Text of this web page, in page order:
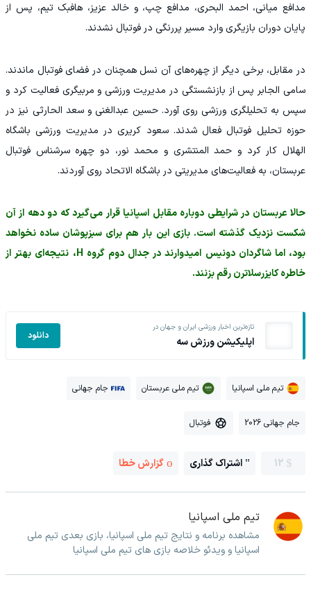
مدافع میانی، احمد البحری، مدافع چپ، و خالد عزیز، هافبک تیم، پس از
پایان دوران بازیگری وارد مسیر پررنگی در فوتبال نشدند.
در مقابل، برخی دیگر از چهره‌های آن نسل همچنان در فضای فوتبال ماندند.
سامی الجابر پس از بازنشستگی در مدیریت ورزشی و مربیگری فعالیت کرد و
سپس به تحلیلگری ورزشی روی آورد. حسین عبدالغنی و سعد الحارثی نیز در
حوزه تحلیل فوتبال فعال شدند. سعود کریری در مدیریت ورزشی باشگاه
الهلال کار کرد و حمد المنتشری و محمد نور، دو چهره سرشناس فوتبال
عربستان، به فعالیت‌های مدیریتی در باشگاه الاتحاد روی آوردند.
حالا عربستان در شرایطی دوباره مقابل اسپانیا قرار می‌گیرد که دو دهه از آن
شکست نزدیک گذشته است. بازی این بار هم برای سبزپوشان ساده نخواهد
بود، اما شاگردان دونیس امیدوارند در جدال دوم گروه H، نتیجه‌ای بهتر از
خاطره کایزرسلاترن رقم بزنند.
تازه‌ترین اخبار ورزشی ایران و جهان در
اپلیکیشن ورزش سه دانلود
تیم ملی اسپانیا تیم ملی عربستان جام جهانی
جام جهانی 2026 فوتبال
12 اشتراک گذاری گزارش خطا
تیم ملی اسپانیا
مشاهده برنامه و نتایج تیم ملی اسپانیا، بازی بعدی تیم ملی
اسپانیا و ویدئو خلاصه بازی های تیم ملی اسپانیا